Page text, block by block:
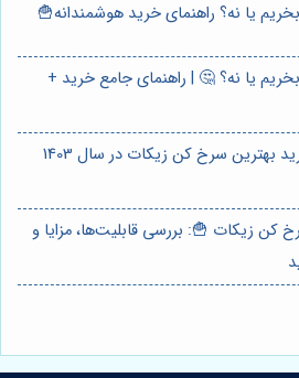
یا نه؟ راهنمای خرید هوشمندانه🍟
یا نه؟ 🤔 | راهنمای جامع خرید +
⭐️ راهنمای جامع خرید بهترین سرخ کن زیکات در سال 1403
کن زیکات 🍟: بررسی قابلیت‌ها، مزایا و